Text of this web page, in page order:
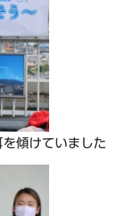
傾けていました